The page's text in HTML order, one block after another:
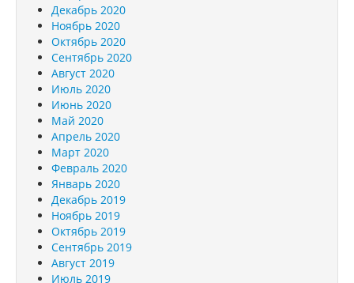
Декабрь 2020
Ноябрь 2020
Октябрь 2020
Сентябрь 2020
Август 2020
Июль 2020
Июнь 2020
Май 2020
Апрель 2020
Март 2020
Февраль 2020
Январь 2020
Декабрь 2019
Ноябрь 2019
Октябрь 2019
Сентябрь 2019
Август 2019
Июль 2019